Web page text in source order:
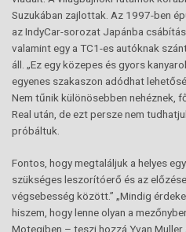
Suzukában zajlottak. Az 1997-ben
az IndyCar-sorozat Japánba
valamint egy a TC1-es autóknak
áll. „Ez egy közepes és gyors
egyenes szakaszon adódhat
Nem tűnik különösebben nehéznek,
Real után, de ezt persze nem
próbáltuk.
Fontos, hogy megtaláljuk a helyes
szükséges leszorítóerő és az
végsebesség között.” „Mindig
hiszem, hogy lenne olyan a
Motegiben – teszi hozzá Yvan